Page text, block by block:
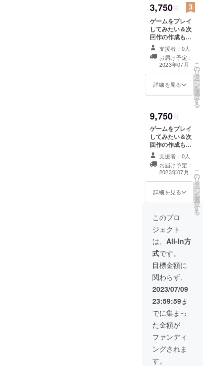
してお名前を記
載（備考欄に記
載したいお名前
のご記入をお願
いします。） 次
回作のモチベー
ションに繋がり
ます！
3,750円
ゲームをプレイ
してみたい＆次
回作の作成も強
く希望される方
向け 今回のプロ
ジェクトにて作
成しているゲー
ムの体験版、完
成版をメールに
としてお名前を
大きく記載（備
考欄に記載した
いお名前のご記
入をお願いしま
す。） 次回作の
モチベーション
に繋がります！
支援者：0人
お届け予定：
2023年07月
詳細を見る
こ
の
リ
タ
ー
ン
を
選
択
す
る
9,750円
ゲームをプレイ
してみたい＆次
回作の作成もと
ても強く希望さ
れる方向け 今回
のプロジェクト
にて作成してい
るゲームの体験
版、完成版を
クレジットにサ
ポーターとして
お名前をより大
きく記載（備考
欄に記載したい
お名前のご記入
をお願いしま
す。） またゲー
ム内にてお名前
を使用させて頂
法はアイテム、
セリフの一部等
こちらで決めさ
せて頂きま
す。） 次回作の
モチベーション
に繋がります！
支援者：0人
お届け予定：
2023年07月
詳細を見る
こ
の
リ
タ
ー
ン
を
選
択
す
る
このプロ
ジェクト
は、 All-In方
式です。
目標金額に
関わらず、
2023/07/09
23:59:59ま
でに集まっ
た金額が
ファンディ
ングされま
す。